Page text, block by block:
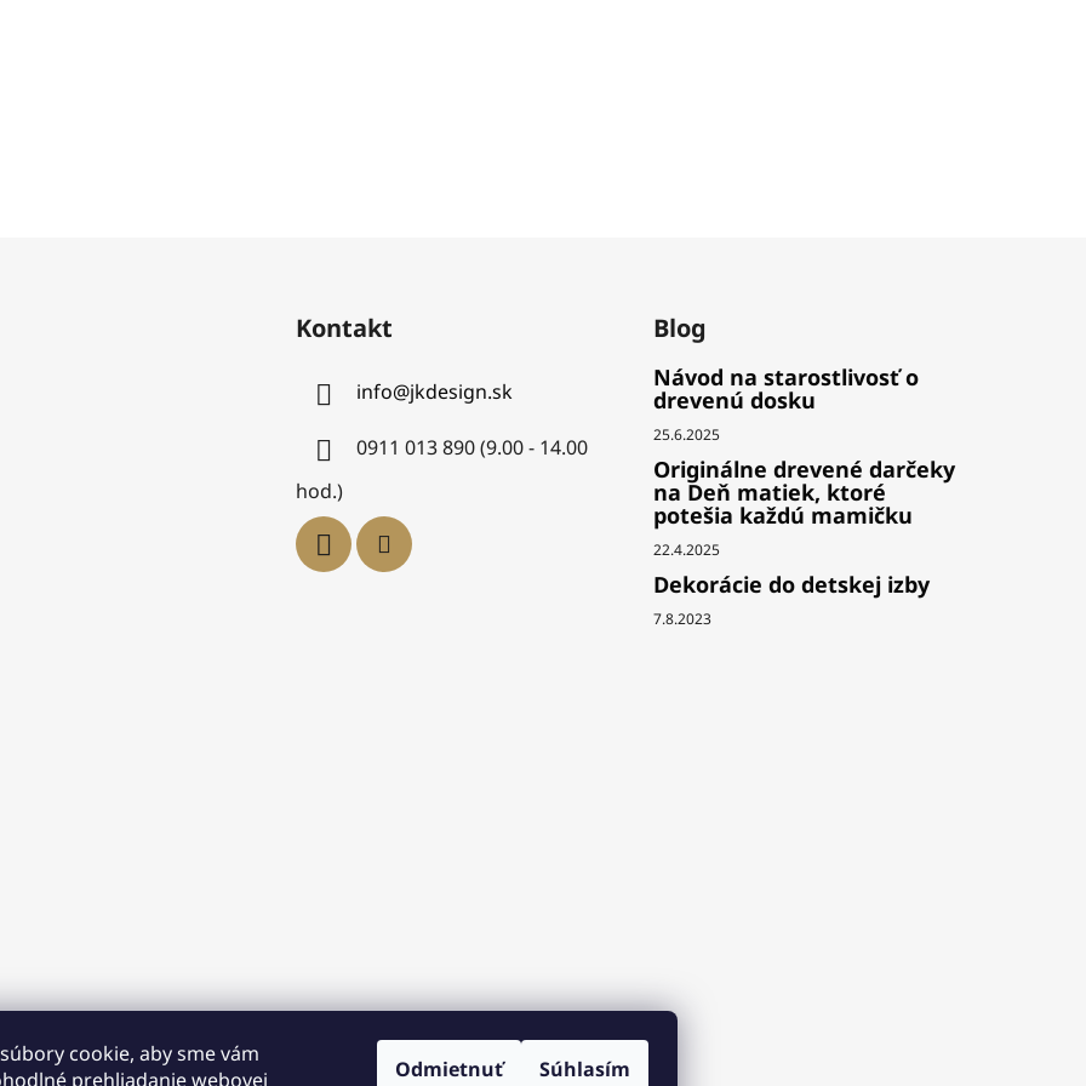
cookie, aby sme vám
prehliadanie webovej
Odmietnuť Súhlasím
Kontakt
info@jkdesign.sk
0911 013 890 (9.00 - 14.00
hod.)
Blog
Návod na starostlivosť o
drevenú dosku
25.6.2025
Originálne drevené darčeky
na Deň matiek, ktoré
potešia každú mamičku
22.4.2025
Dekorácie do detskej izby
7.8.2023